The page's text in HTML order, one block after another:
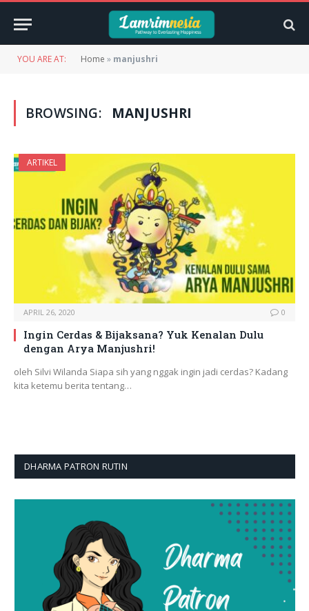
YOU ARE AT: Home » manjushri
BROWSING: MANJUSHRI
ARTIKEL
APRIL 26, 2020 0
Ingin Cerdas & Bijaksana? Yuk Kenalan Dulu
dengan Arya Manjushri!
oleh Silvi Wilanda Siapa sih yang nggak ingin jadi cerdas? Kadang
kita ketemu berita tentang…
DHARMA PATRON RUTIN